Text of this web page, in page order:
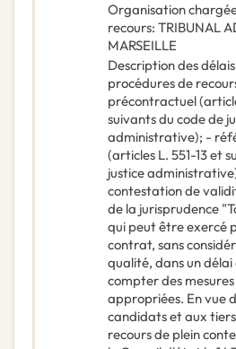
Organisation
recours: TRIBUNAL
MARSEILLE
Description des
procédures de
précontractuel
suivants du code de
administrative); -
(articles L. 551-13 et
justice
contestation de
de la jurisprudence
qui peut être exercé
contrat, sans
qualité, dans un délai
compter des
appropriées. En vue
candidats et aux
recours de plein